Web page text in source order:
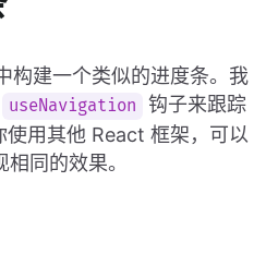
构建一个类似的进度条。我
useNavigation
钩子来跟踪
使用其他 React 框架，可以
同的效果。